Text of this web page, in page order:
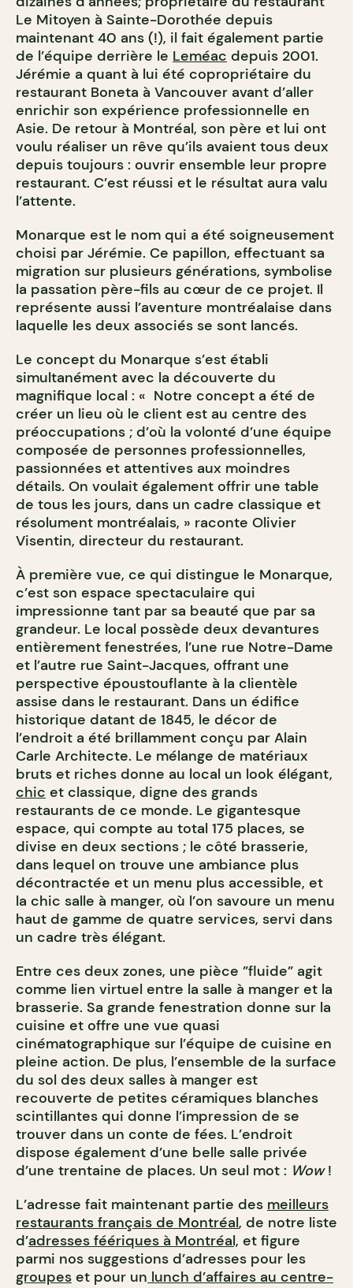
Le Mitoyen à Sainte-Dorothée depuis
maintenant 40 ans (!), il fait également partie
de l’équipe derrière le Leméac depuis 2001.
Jérémie a quant à lui été copropriétaire du
restaurant Boneta à Vancouver avant d’aller
enrichir son expérience professionnelle en
Asie. De retour à Montréal, son père et lui ont
voulu réaliser un rêve qu’ils avaient tous deux
depuis toujours : ouvrir ensemble leur propre
restaurant. C’est réussi et le résultat aura valu
l’attente.
Monarque est le nom qui a été soigneusement
choisi par Jérémie. Ce papillon, effectuant sa
migration sur plusieurs générations, symbolise
la passation père-fils au cœur de ce projet. Il
représente aussi l’aventure montréalaise dans
laquelle les deux associés se sont lancés.
Le concept du Monarque s’est établi
simultanément avec la découverte du
magnifique local : « Notre concept a été de
créer un lieu où le client est au centre des
préoccupations ; d’où la volonté d’une équipe
composée de personnes professionnelles,
passionnées et attentives aux moindres
détails. On voulait également offrir une table
de tous les jours, dans un cadre classique et
résolument montréalais, » raconte Olivier
Visentin, directeur du restaurant.
À première vue, ce qui distingue le Monarque,
c’est son espace spectaculaire qui
impressionne tant par sa beauté que par sa
grandeur. Le local possède deux devantures
entièrement fenestrées, l’une rue Notre-Dame
et l’autre rue Saint-Jacques, offrant une
perspective époustouflante à la clientèle
assise dans le restaurant. Dans un édifice
historique datant de 1845, le décor de
l’endroit a été brillamment conçu par Alain
Carle Architecte. Le mélange de matériaux
bruts et riches donne au local un look élégant,
chic et classique, digne des grands
restaurants de ce monde. Le gigantesque
espace, qui compte au total 175 places, se
divise en deux sections ; le côté brasserie,
dans lequel on trouve une ambiance plus
décontractée et un menu plus accessible, et
la chic salle à manger, où l’on savoure un menu
haut de gamme de quatre services, servi dans
un cadre très élégant.
Entre ces deux zones, une pièce ”fluide” agit
comme lien virtuel entre la salle à manger et la
brasserie. Sa grande fenestration donne sur la
cuisine et offre une vue quasi
cinématographique sur l’équipe de cuisine en
pleine action. De plus, l’ensemble de la surface
du sol des deux salles à manger est
recouverte de petites céramiques blanches
scintillantes qui donne l’impression de se
trouver dans un conte de fées. L’endroit
dispose également d’une belle salle privée
d’une trentaine de places. Un seul mot : Wow!
L’adresse fait maintenant partie des meilleurs
restaurants français de Montréal, de notre liste
d’adresses féériques à Montréal, et figure
parmi nos suggestions d’adresses pour les
groupes et pour un lunch d’affaires au centre-